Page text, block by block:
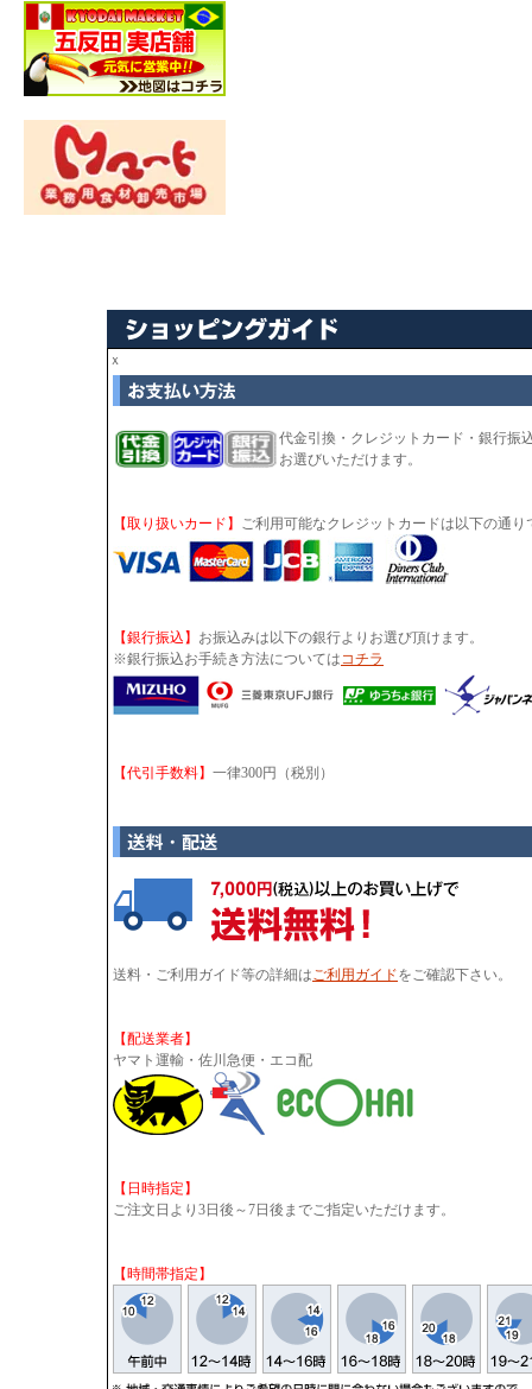
ｘ
代金引換・クレジットカード・銀行振
お選びいただけます。
【取り扱いカード】 ご利用可能なクレジットカードは以下の通り
【銀行振込】 お振込みは以下の銀行よりお選び頂けます。
※銀行振込お手続き方法についてはコチラ
【代引手数料】 一律300円（税別）
送料・ご利用ガイド等の詳細はご利用ガイドをご確認下さい。
【配送業者】
ヤマト運輸・佐川急便・エコ配
【日時指定】
ご注文日より3日後～7日後までご指定いただけます。
【時間帯指定】